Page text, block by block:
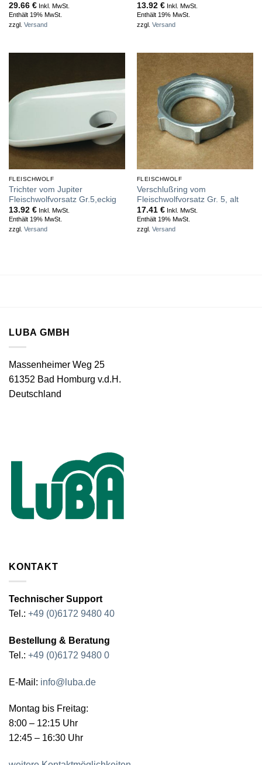
29.66 €Inkl. MwSt.
Enthält 19% MwSt.
zzgl. Versand
13.92 €Inkl. MwSt.
Enthält 19% MwSt.
zzgl. Versand
FLEISCHWOLF
Trichter vom Jupiter
Fleischwolfvorsatz Gr.5,eckig
13.92 €Inkl. MwSt.
Enthält 19% MwSt.
zzgl. Versand
FLEISCHWOLF
Verschlußring vom
Fleischwolfvorsatz Gr. 5, alt
17.41 €Inkl. MwSt.
Enthält 19% MwSt.
zzgl. Versand
LUBA GMBH
Massenheimer Weg 25
61352 Bad Homburg v.d.H.
Deutschland
KONTAKT
Technischer Support
Tel.: +49 (0)6172 9480 40
Bestellung & Beratung
Tel.: +49 (0)6172 9480 0
E-Mail: info@luba.de
Montag bis Freitag:
8:00 – 12:15 Uhr
12:45 – 16:30 Uhr